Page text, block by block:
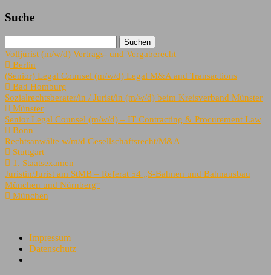
Suche
Volljurist (m/w/d) Vertrags- und Vergaberecht
Berlin
(Senior) Legal Counsel (m/w/d) Legal M&A and Transactions
Bad Homburg
Sozialrechtsberater/in / Jurist/in (m/w/d) beim Kreisverband Münster
Münster
Senior Legal Counsel (m/w/d) – IT Contracting & Procurement Law
Bonn
Rechtsanwälte w/m/d Gesellschaftsrecht/M&A
Stuttgart
1. Staatsexamen
Juristin/Jurist am StMB – Referat 54 „S-Bahnen und Bahnausbau
München und Nürnberg“
München
Impressum
Datenschutz